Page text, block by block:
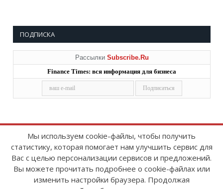
ПОДПИСКА
Рассылки Subscribe.Ru
Finance Times: вся информация для бизнеса
Copyright © 2008-2026FinanceTimes
Зарегистрировано в Роскомнадзоре
Свидетельство о регистрации СМИ:
серия Эл № ФС77-86300 от 10 ноября 2023 г
Мы используем cookie-файлы, чтобы получить
статистику, которая помогает нам улучшить сервис для
Вас с целью персонализации сервисов и предложений.
Вы можете прочитать подробнее о cookie-файлах или
изменить настройки браузера. Продолжая